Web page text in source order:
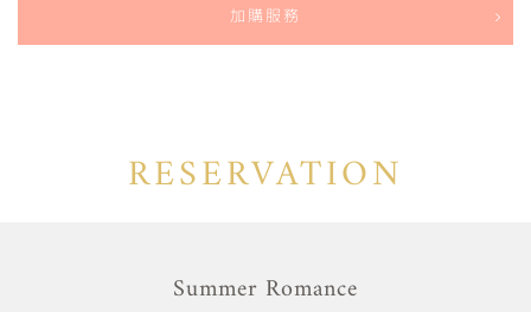
加購服務
RESERVATION
Summer Romance